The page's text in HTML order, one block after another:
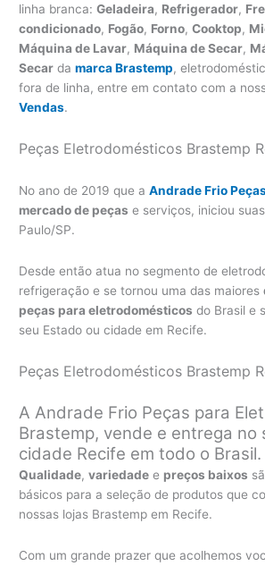
linha branca:Geladeira, Refrigerador,
condicionado, Fogão, Forno,Cooktop,
Máquina de Lavar, Máquina de Secar,
Secar damarca Brastemp,
fora de linha, entre em contato com a
Vendas.
Peças Eletrodomésticos Brastemp
No ano de 2019 que aAndrade Frio
mercado de peças e serviços, iniciou
Paulo/SP.
Desde então atua no segmento de
refrigeração e se tornou uma das maiores
peças para eletrodomésticos do Brasil e
seu Estado ou cidade em Recife.
Peças Eletrodomésticos Brastemp
A Andrade Frio Peças para
Brastemp, vende e entrega no
cidade Recife em todo o Brasil.
Qualidade,variedade e preços baixos
básicos para a seleção de produtos que
nossas lojas Brastemp em Recife.
Com um grande prazer que acolhemos